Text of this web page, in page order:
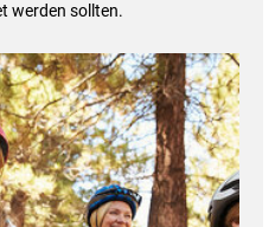
werden sollten.